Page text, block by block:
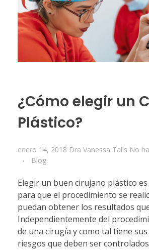
¿Cómo elegir un
Plástico?
enero 14, 2018 Dra Vanessa Talis No
Blog
Elegir un buen cirujano plástico
para que el procedimiento se
puedan obtener los resultados
Independientemente del
de una cirugía y como tal tiene
riesgos que deben ser